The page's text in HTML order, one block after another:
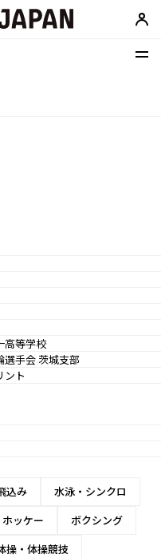
高等学校
選手会 茨城支部
ント
込み
水泳・シンクロ
ホッケー
ボクシング
操・体操競技